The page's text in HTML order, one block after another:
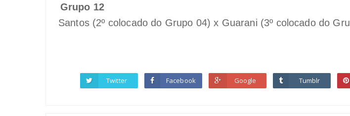
Grupo 12
Santos (2º colocado do Grupo 04) x Guarani (3º colocado do
Twitter Facebook Google Tumblr